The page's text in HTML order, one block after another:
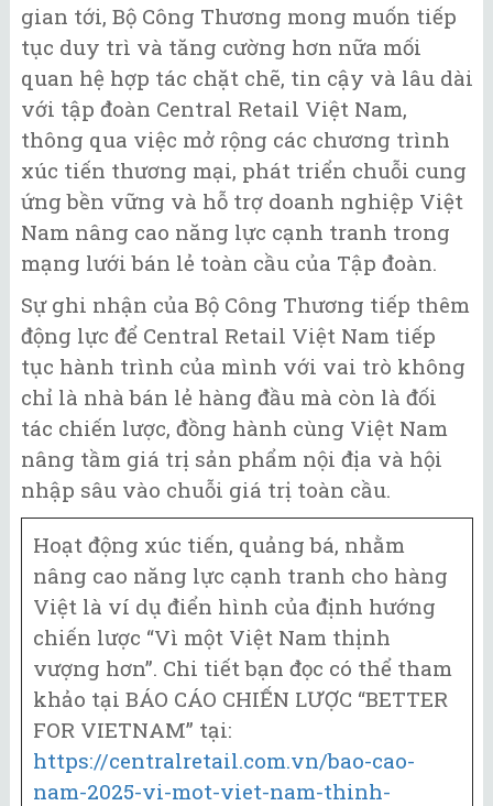
gian tới, Bộ Công Thương mong muốn tiếp
tục duy trì và tăng cường hơn nữa mối
quan hệ hợp tác chặt chẽ, tin cậy và lâu dài
với tập đoàn Central Retail Việt Nam,
thông qua việc mở rộng các chương trình
xúc tiến thương mại, phát triển chuỗi cung
ứng bền vững và hỗ trợ doanh nghiệp Việt
Nam nâng cao năng lực cạnh tranh trong
mạng lưới bán lẻ toàn cầu của Tập đoàn.
Sự ghi nhận của Bộ Công Thương tiếp thêm
động lực để Central Retail Việt Nam tiếp
tục hành trình của mình với vai trò không
chỉ là nhà bán lẻ hàng đầu mà còn là đối
tác chiến lược, đồng hành cùng Việt Nam
nâng tầm giá trị sản phẩm nội địa và hội
nhập sâu vào chuỗi giá trị toàn cầu.
Hoạt động xúc tiến, quảng bá, nhằm
nâng cao năng lực cạnh tranh cho hàng
Việt là ví dụ điển hình của định hướng
chiến lược “Vì một Việt Nam thịnh
vượng hơn”. Chi tiết bạn đọc có thể tham
khảo tại BÁO CÁO CHIẾN LƯỢC “BETTER
FOR VIETNAM” tại:
https://centralretail.com.vn/bao-cao-
nam-2025-vi-mot-viet-nam-thinh-